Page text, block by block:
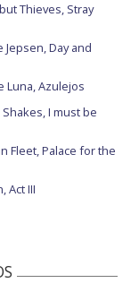
Thieves, Stray
Jepsen, Day and
Luna, Azulejos
I must be
Fleet, Palace for the
Act III